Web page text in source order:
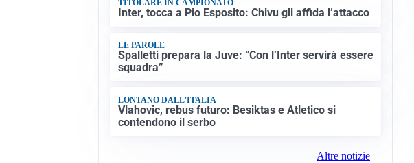
TITOLARE IN CAMPIONATO
Inter, tocca a Pio Esposito: Chivu gli affida l’attacco
LE PAROLE
Spalletti prepara la Juve: “Con l’Inter servirà essere
squadra”
LONTANO DALL'ITALIA
Vlahovic, rebus futuro: Besiktas e Atletico si
contendono il serbo
Altre notizie